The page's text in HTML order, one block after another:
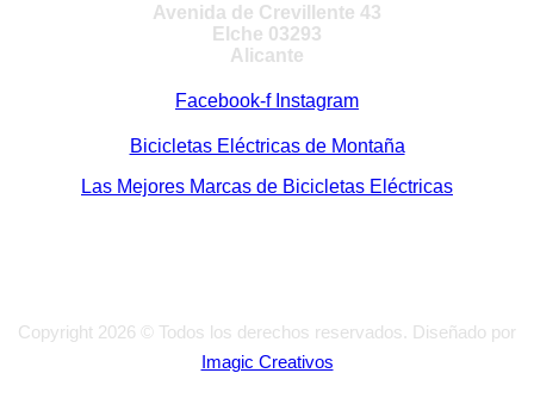
Avenida de Crevillente 43
Elche 03293
Alicante
Facebook-f Instagram
Bicicletas Eléctricas de Montaña
Las Mejores Marcas de Bicicletas Eléctricas
Copyright 2026 © Todos los derechos reservados. Diseñado por
Imagic Creativos